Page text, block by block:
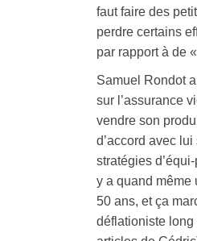
faut faire des
perdre certains
par rapport à de
Samuel Rondot
sur l’assurance
vendre son
d’accord avec
stratégies
y a quand même
50 ans, et ça
déflationiste